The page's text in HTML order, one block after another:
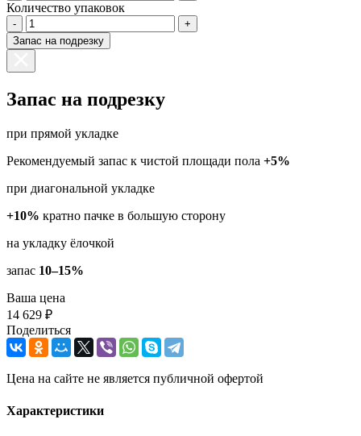
Количество упаковок
-
+
Запас на подрезку
Запас на подрезку
при прямой укладке
Рекомендуемый запас к чистой площади пола +5%
при диагональной укладке
+10% кратно пачке в большую сторону
на укладку ёлочкой
запас 10–15%
Ваша цена
14 629 ₽
Поделиться
Цена на сайте не является публичной офертой
Характеристики